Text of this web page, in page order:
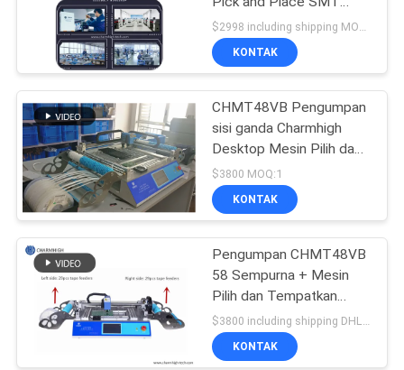
SITUS
KEBIJAKAN
PRIVASI
Meja Kerja Dua Sisi
$2998 including shipping MOQ:1
KONTAK
CHMT48VB Pengumpan
sisi ganda Charmhigh
Desktop Mesin Pilih dan
Tempat SMT
$3800 MOQ:1
KONTAK
Pengumpan CHMT48VB
58 Sempurna + Mesin
Pilih dan Tempatkan
Kamera Visi Ganda
Desktop
KONTAK